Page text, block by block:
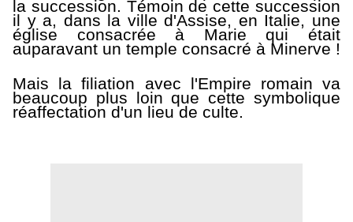
la succession. Témoin de cette succession
il y a, dans la ville d'Assise, en Italie, une
église consacrée à Marie qui était
auparavant un temple consacré à Minerve !
Mais la filiation avec l'Empire romain va
beaucoup plus loin que cette symbolique
réaffectation d'un lieu de culte.